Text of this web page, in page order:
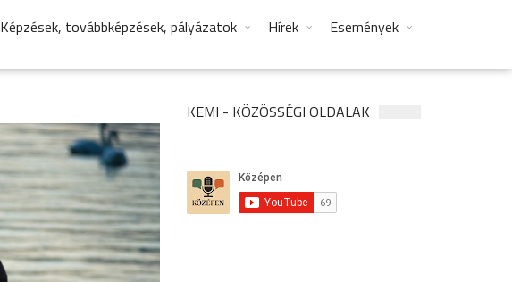
Képzések, továbbképzések, pályázatok Hírek Események
KEMI - KÖZÖSSÉGI OLDALAK